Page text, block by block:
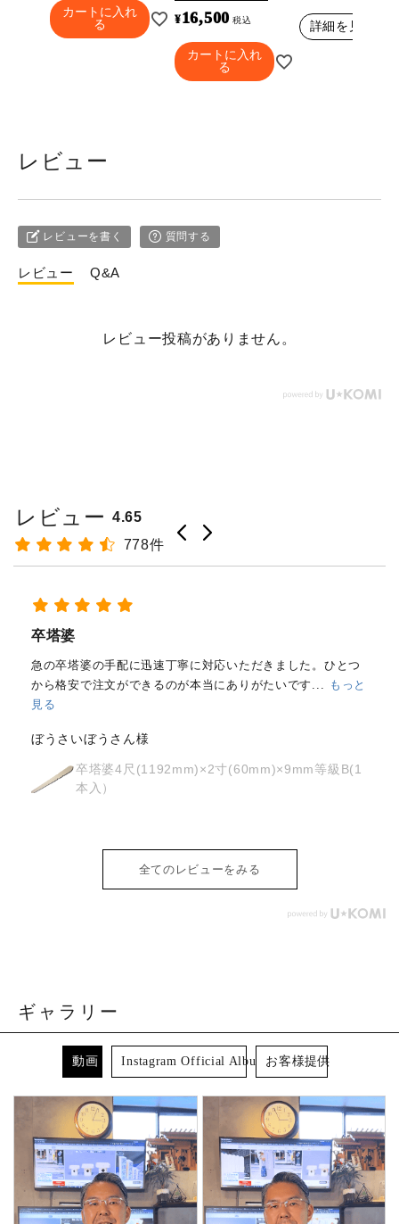
カートに入れ
る
¥16,500 税込
カートに入れ
る
詳細を見る
レビュー
レビューを書く 質問する
レビュー Q&A
レビュー投稿がありません。
レビュー 4.65
778件
経木塔婆・水塔婆五輪型１尺
(303mm)×62mm×0.4mm(200...
もっと見る
はじめて注文しました。メールと電話で内容照会しました
が、どちらも丁寧に対応していただきました。製品の
osyoh様
経木塔婆・水塔婆五輪型１尺
全てのレビューをみる
ギャラリー
動画 Instagram Official Albumお客様提供